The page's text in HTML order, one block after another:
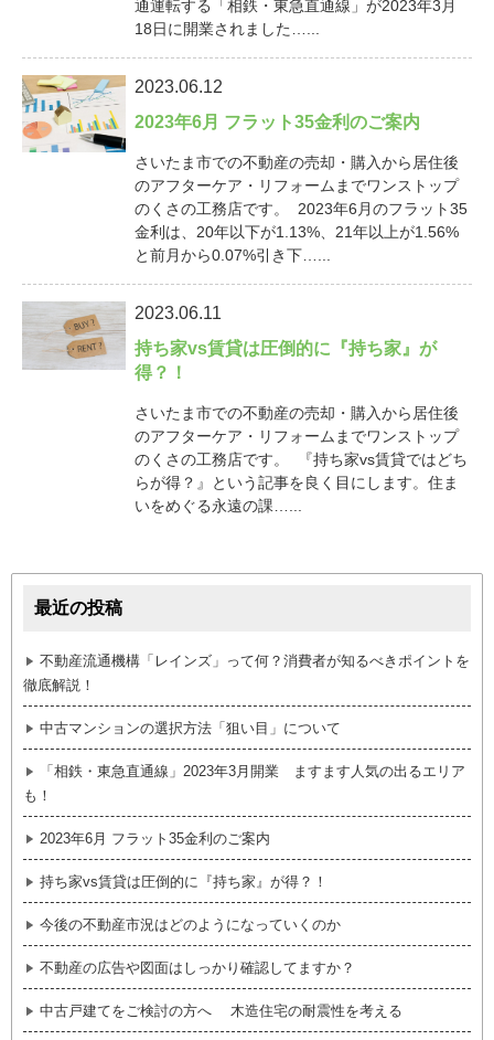
通運転する「相鉄・東急直通線」が2023年3月
18日に開業されました…...
2023.06.12
2023年6月 フラット35金利のご案内
さいたま市での不動産の売却・購入から居住後
のアフターケア・リフォームまでワンストップ
のくさの工務店です。 2023年6月のフラット35
金利は、20年以下が1.13%、21年以上が1.56%
と前月から0.07%引き下…...
2023.06.11
持ち家vs賃貸は圧倒的に『持ち家』が
得？！
さいたま市での不動産の売却・購入から居住後
のアフターケア・リフォームまでワンストップ
のくさの工務店です。 『持ち家vs賃貸ではどち
らが得？』という記事を良く目にします。住ま
いをめぐる永遠の課…...
最近の投稿
不動産流通機構「レインズ」って何？消費者が知るべきポイントを
徹底解説！
中古マンションの選択方法「狙い目」について
「相鉄・東急直通線」2023年3月開業 ますます人気の出るエリア
も！
2023年6月 フラット35金利のご案内
持ち家vs賃貸は圧倒的に『持ち家』が得？！
今後の不動産市況はどのようになっていくのか
不動産の広告や図面はしっかり確認してますか？
中古戸建てをご検討の方へ 木造住宅の耐震性を考える